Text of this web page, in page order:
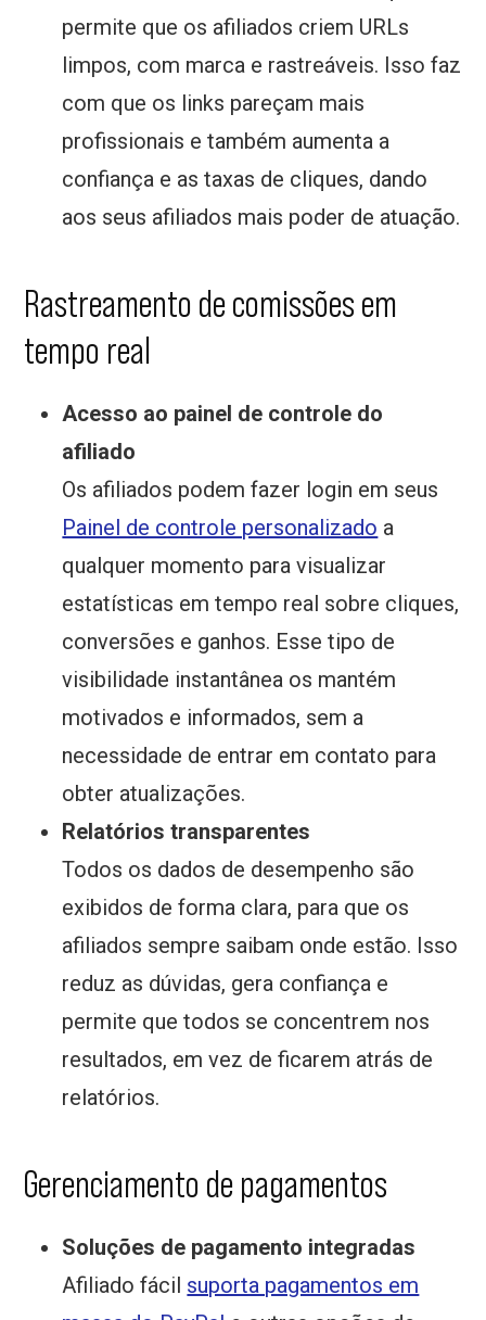
permite que os afiliados criem URLs
limpos, com marca e rastreáveis. Isso faz
com que os links pareçam mais
profissionais e também aumenta a
confiança e as taxas de cliques, dando
aos seus afiliados mais poder de atuação.
Rastreamento de comissões em
tempo real
Acesso ao painel de controle do
afiliado
Os afiliados podem fazer login em seus
Painel de controle personalizado a
qualquer momento para visualizar
estatísticas em tempo real sobre cliques,
conversões e ganhos. Esse tipo de
visibilidade instantânea os mantém
motivados e informados, sem a
necessidade de entrar em contato para
obter atualizações.
Relatórios transparentes
Todos os dados de desempenho são
exibidos de forma clara, para que os
afiliados sempre saibam onde estão. Isso
reduz as dúvidas, gera confiança e
permite que todos se concentrem nos
resultados, em vez de ficarem atrás de
relatórios.
Gerenciamento de pagamentos
Soluções de pagamento integradas
Afiliado fácil suporta pagamentos em